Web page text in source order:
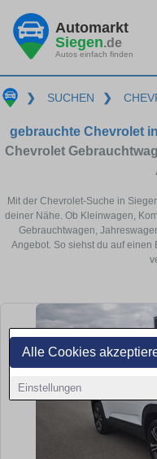
Alle Cookies
Einstellungen
Automarkt
Siegen.de
Autos einfach finden
❯ SUCHEN ❯
gebrauchte Chevrolet
Chevrolet
Mit der Chevrolet-Suche in
deiner Nähe. Ob Kleinwagen,
Gebrauchtwagen,
Angebot. So siehst du auf